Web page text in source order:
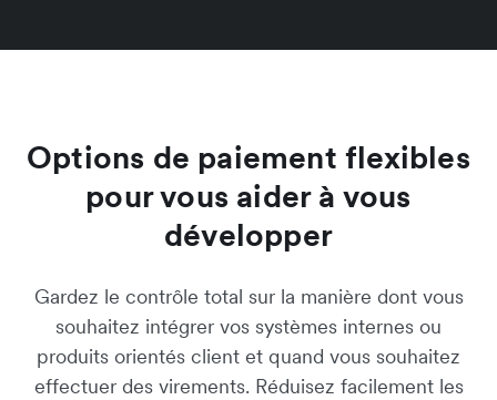
Options de paiement flexibles
pour vous aider à vous
développer
Gardez le contrôle total sur la manière dont vous
souhaitez intégrer vos systèmes internes ou
produits orientés client et quand vous souhaitez
effectuer des virements. Réduisez facilement les